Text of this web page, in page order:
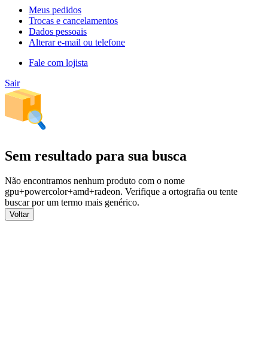
Meus pedidos
Trocas e cancelamentos
Dados pessoais
Alterar e-mail ou telefone
Fale com lojista
Sair
Sem resultado para sua busca
Não encontramos nenhum produto com o nome
gpu+powercolor+amd+radeon. Verifique a ortografia ou tente
buscar por um termo mais genérico.
Voltar